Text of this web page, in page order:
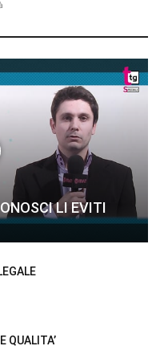
LI EVITI
QUALITA’